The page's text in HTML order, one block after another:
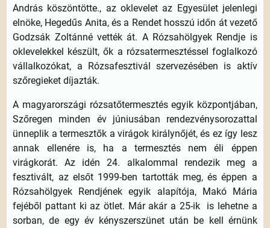
András köszöntötte., az oklevelet az Egyesület jelenlegi
elnöke, Hegedűs Anita, és a Rendet hosszú időn át vezető
Godzsák Zoltánné vették át. A Rózsahölgyek Rendje is
oklevelekkel készült, ők a rózsatermesztéssel foglalkozó
vállalkozókat, a Rózsafesztivál szervezésében is aktív
szőregieket díjazták.
A magyarországi rózsatőtermesztés egyik központjában,
Szőregen minden év júniusában rendezvénysorozattal
ünneplik a termesztők a virágok királynőjét, és ez így lesz
annak ellenére is, ha a termesztés nem éli éppen
virágkorát. Az idén 24. alkalommal rendezik meg a
fesztivált, az elsőt 1999-ben tartották meg, és éppen a
Rózsahölgyek Rendjének egyik alapítója, Makó Mária
fejéből pattant ki az ötlet. Már akár a 25-ik is lehetne a
sorban, de egy év kényszerszünet után be kell érnünk